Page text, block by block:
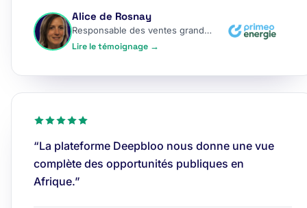
Alice de Rosnay
Responsable des ventes grands comptes
Lire le témoignage →
“La plateforme Deepbloo nous donne une vue
complète des opportunités publiques en
Afrique.”